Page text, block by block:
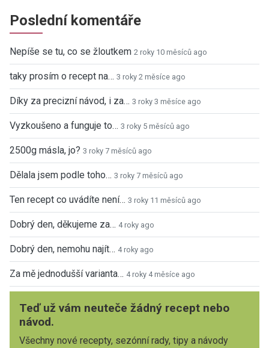
Poslední komentáře
Nepíše se tu, co se žloutkem 2 roky 10 měsíců ago
taky prosím o recept na… 3 roky 2 měsíce ago
Díky za precizní návod, i za… 3 roky 3 měsíce ago
Vyzkoušeno a funguje to… 3 roky 5 měsíců ago
2500g másla, jo? 3 roky 7 měsíců ago
Dělala jsem podle toho… 3 roky 7 měsíců ago
Ten recept co uvádíte není… 3 roky 11 měsíců ago
Dobrý den, děkujeme za… 4 roky ago
Dobrý den, nemohu najít… 4 roky ago
Za mě jednodušší varianta… 4 roky 4 měsíce ago
Teď už vám neuteče žádný recept nebo
návod.
Všechny nové recepty, sezónní rady, tipy a návody